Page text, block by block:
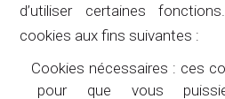
d’utiliser certaines
cookies aux fins suivantes :
Cookies nécessaires : ces
pour que vous